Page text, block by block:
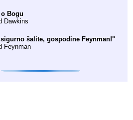
o Bogu
Dawkins
šalite, gospodine Feynman!"
Feynman